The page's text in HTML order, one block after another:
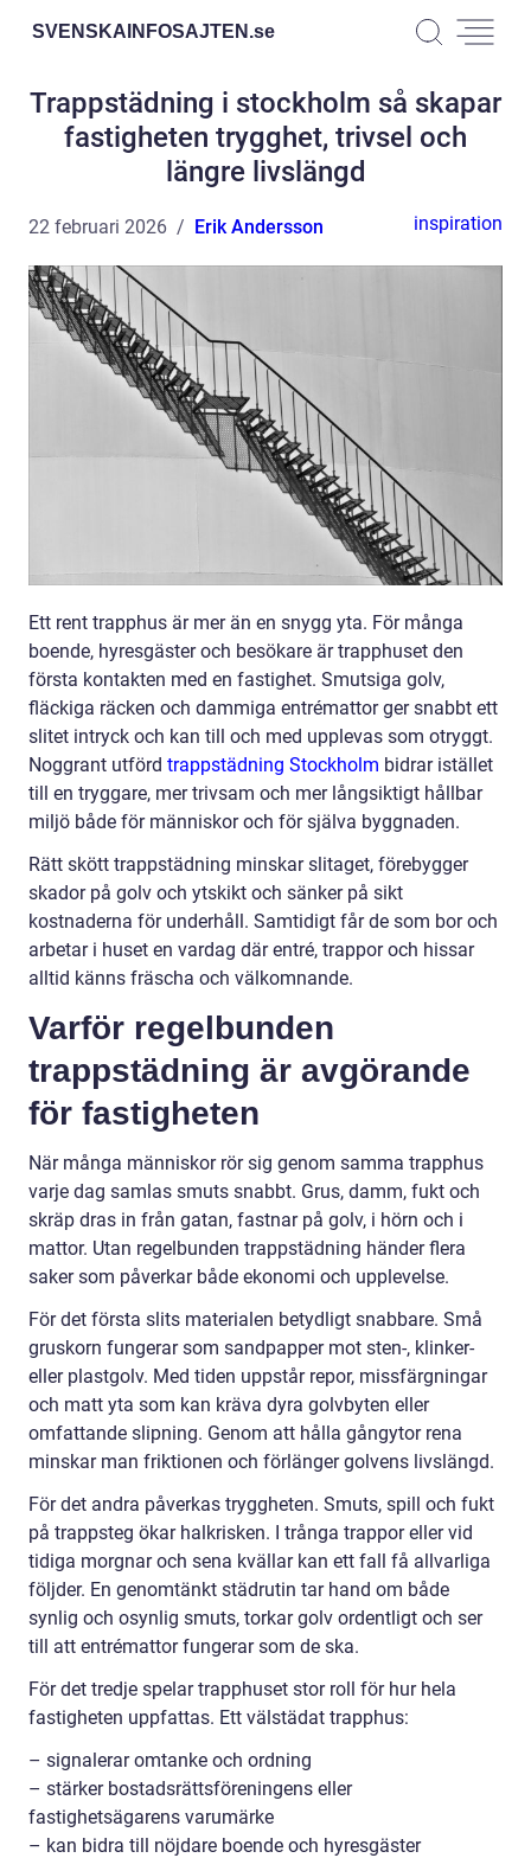
SVENSKAINFOSAJTEN.se
Trappstädning i stockholm så skapar
fastigheten trygghet, trivsel och
längre livslängd
22 februari 2026 Erik Andersson inspiration
Ett rent trapphus är mer än en snygg yta. För många
boende, hyresgäster och besökare är trapphuset den
första kontakten med en fastighet. Smutsiga golv,
fläckiga räcken och dammiga entrémattor ger snabbt ett
slitet intryck och kan till och med upplevas som otryggt.
Noggrant utförd trappstädning Stockholm bidrar istället
till en tryggare, mer trivsam och mer långsiktigt hållbar
miljö både för människor och för själva byggnaden.
Rätt skött trappstädning minskar slitaget, förebygger
skador på golv och ytskikt och sänker på sikt
kostnaderna för underhåll. Samtidigt får de som bor och
arbetar i huset en vardag där entré, trappor och hissar
alltid känns fräscha och välkomnande.
Varför regelbunden
trappstädning är avgörande
för fastigheten
När många människor rör sig genom samma trapphus
varje dag samlas smuts snabbt. Grus, damm, fukt och
skräp dras in från gatan, fastnar på golv, i hörn och i
mattor. Utan regelbunden trappstädning händer flera
saker som påverkar både ekonomi och upplevelse.
För det första slits materialen betydligt snabbare. Små
gruskorn fungerar som sandpapper mot sten-, klinker-
eller plastgolv. Med tiden uppstår repor, missfärgningar
och matt yta som kan kräva dyra golvbyten eller
omfattande slipning. Genom att hålla gångytor rena
minskar man friktionen och förlänger golvens livslängd.
För det andra påverkas tryggheten. Smuts, spill och fukt
på trappsteg ökar halkrisken. I trånga trappor eller vid
tidiga morgnar och sena kvällar kan ett fall få allvarliga
följder. En genomtänkt städrutin tar hand om både
synlig och osynlig smuts, torkar golv ordentligt och ser
till att entrémattor fungerar som de ska.
För det tredje spelar trapphuset stor roll för hur hela
fastigheten uppfattas. Ett välstädat trapphus:
– signalerar omtanke och ordning
– stärker bostadsrättsföreningens eller
fastighetsägarens varumärke
– kan bidra till nöjdare boende och hyresgäster